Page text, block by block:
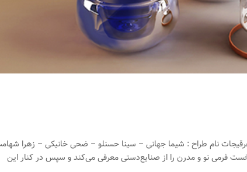
نام طراح : شیما جهانی – سینا حسنلو – ضحی خانیکی – زهرا
نخست فرمی نو و مدرن را از صنایع‌دستی معرفی می‌کند و سپس در کنار این